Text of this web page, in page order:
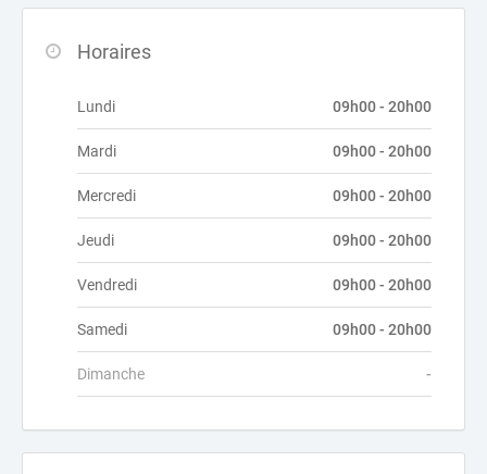
Horaires
Lundi 09h00 - 20h00
Mardi 09h00 - 20h00
Mercredi 09h00 - 20h00
Jeudi 09h00 - 20h00
Vendredi 09h00 - 20h00
Samedi 09h00 - 20h00
Dimanche -